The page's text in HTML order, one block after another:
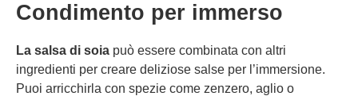
Condimento per immerso
La salsa di soia può essere combinata con altri
ingredienti per creare deliziose salse per l’immersione.
Puoi arricchirla con spezie come zenzero, aglio o